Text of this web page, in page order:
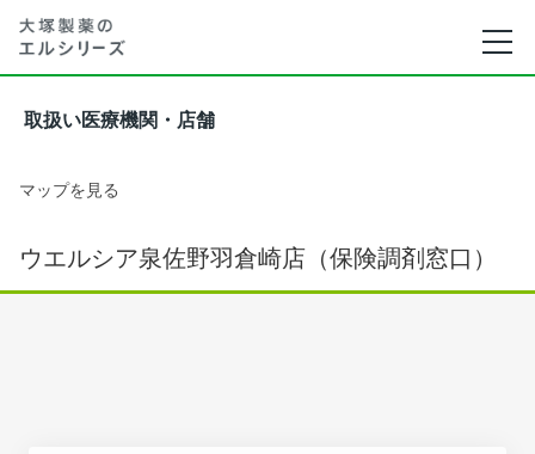
取扱い医療機関・店舗
マップを見る
ウエルシア泉佐野羽倉崎店（保険調剤窓口）